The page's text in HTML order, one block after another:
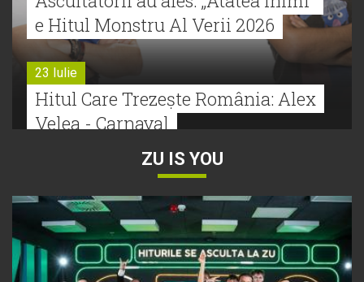
e Hitul Monstru Al Verii 2026
23 Iulie
Hitul Care Trezește România: Alex
Velea - Carnaval
Bătălie strânsă la Hitul Monstru Al
Verii: Cabron versus Faydee
21 Iulie
ZU IS YOU